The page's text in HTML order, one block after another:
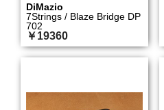
DiMazio
7Strings / Blaze Bridge DP
702
￥19360